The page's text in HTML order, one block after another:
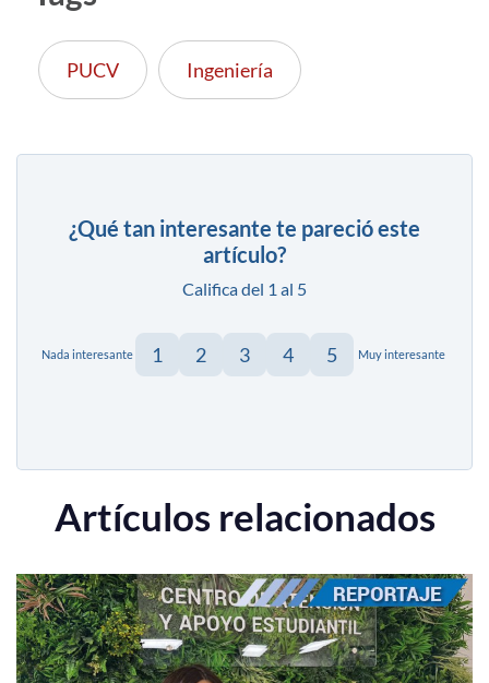
PUCV Ingeniería
¿Qué tan interesante te pareció este
artículo?
Califica del 1 al 5
Nada interesante 1 2 3 4 5 Muy interesante
Artículos relacionados